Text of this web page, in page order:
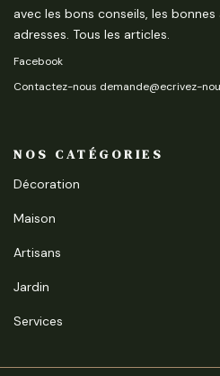
avec les bons conseils, les
adresses. Tous les articles.
Facebook
Contactez-nous demande@ecrivez-
NOS CATÉGORIES
Décoration
Maison
Artisans
Jardin
Services